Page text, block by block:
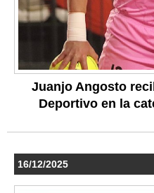
Juanjo Angosto
Deportivo en la
16/12/2025